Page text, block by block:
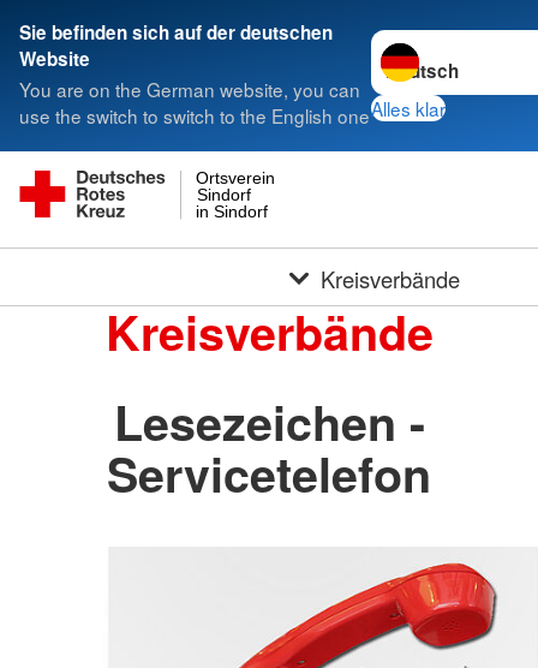
Sie befinden sich auf der deutschen
Website
You are on the German website, you can
use the switch to switch to the English one
Sprache wechseln
Alles klar
in Sindorf
Sindorf
Ortsverein
Kreisverbände
Kreisverbände
Lesezeichen -
Servicetelefon